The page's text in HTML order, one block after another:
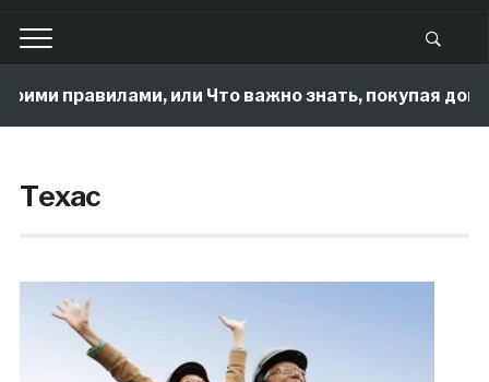
или Что важно знать, покупая дом в
Техас